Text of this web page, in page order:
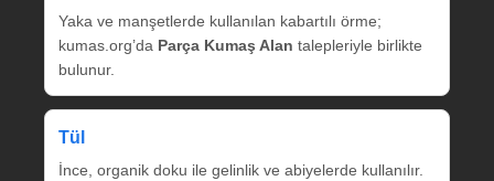
Yaka ve manşetlerde kullanılan kabartılı örme;
kumas.org’da Parça Kumaş Alan talepleriyle birlikte
bulunur.
Tül
İnce, organik doku ile gelinlik ve abiyelerde kullanılır.